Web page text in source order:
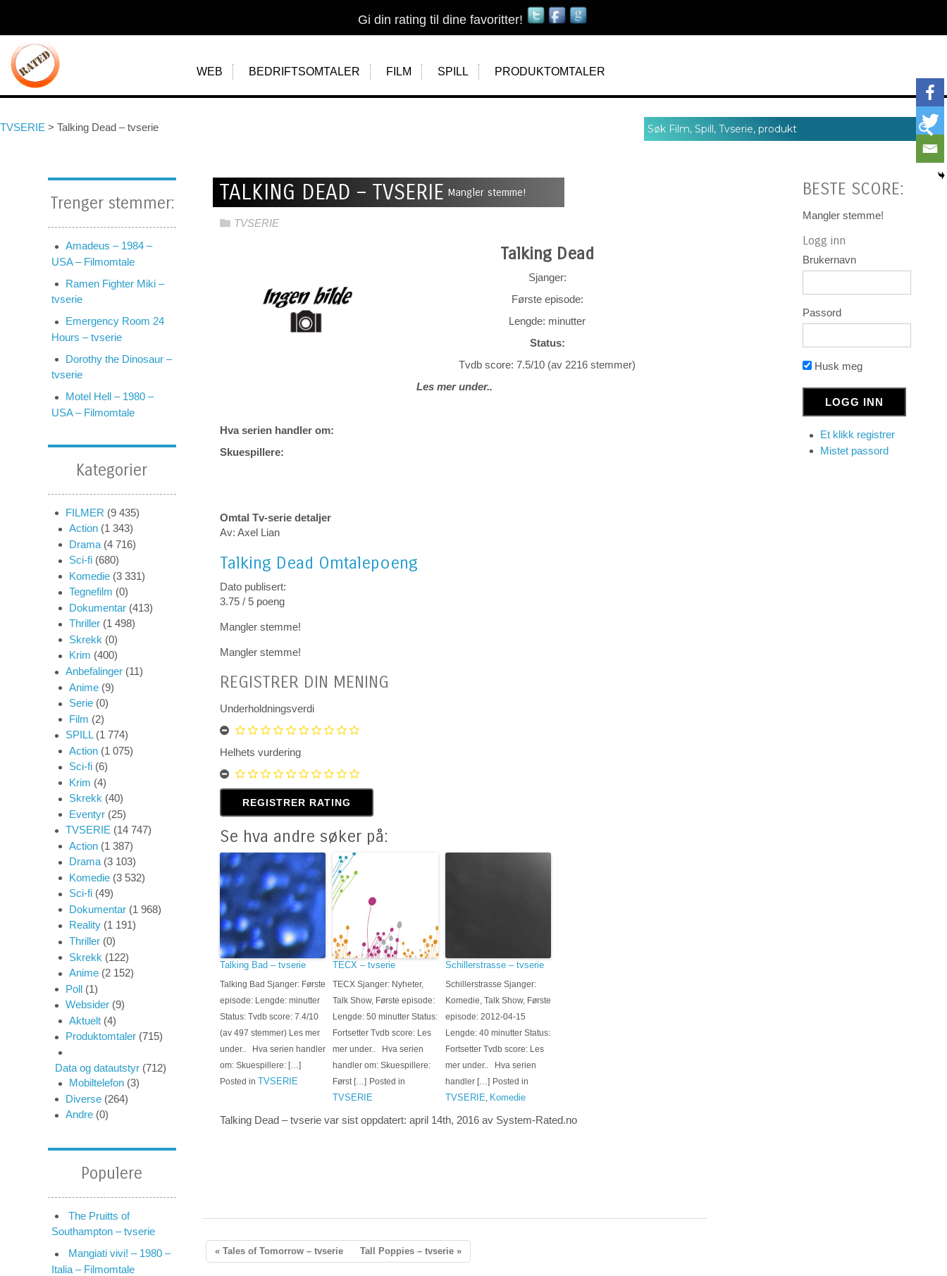
Gi din rating til dine favoritter!
WEB BEDRIFTSOMTALER FILM SPILL PRODUKTOMTALER
TVSERIE > Talking Dead – tvserie
Trenger stemmer:
Amadeus – 1984 –
USA – Filmomtale
Ramen Fighter Miki –
tvserie
Emergency Room 24
Hours – tvserie
Dorothy the Dinosaur –
tvserie
Motel Hell – 1980 –
USA – Filmomtale
Kategorier
FILMER (9 435)
Action (1 343)
Drama (4 716)
Sci-fi (680)
Komedie (3 331)
Tegnefilm (0)
Dokumentar (413)
Thriller (1 498)
Skrekk (0)
Krim (400)
Anbefalinger (11)
Anime (9)
Serie (0)
Film (2)
SPILL(1 774)
Action (1 075)
Sci-fi (6)
Krim (4)
Skrekk (40)
Eventyr (25)
TVSERIE (14 747)
Action (1 387)
Drama (3 103)
Komedie (3 532)
Sci-fi (49)
Dokumentar (1 968)
Reality (1 191)
Thriller (0)
Skrekk (122)
Anime (2 152)
Poll (1)
Websider (9)
Aktuelt (4)
Produktomtaler (715)
Data og datautstyr (712)
Mobiltelefon (3)
Diverse (264)
Andre (0)
Populere
The Pruitts of
Southampton – tvserie
Mangiati vivi! – 1980 –
Italia – Filmomtale
TALKING DEAD – TVSERIE Mangler stemme!
TVSERIE
Talking Dead
Sjanger:
Første episode:
Lengde: minutter
Status:
Tvdb score: 7.5/10 (av 2216 stemmer)
Les mer under..
Hva serien handler om:
Skuespillere:
Omtal Tv-serie detaljer
Av: Axel Lian
Talking Dead Omtalepoeng
Dato publisert:
3.75 / 5 poeng
Mangler stemme!
Mangler stemme!
REGISTRER DIN MENING
Underholdningsverdi
Helhets vurdering
Se hva andre søker på:
Talking Bad – tvserie
Talking Bad Sjanger: Første
episode: Lengde: minutter
Status: Tvdb score: 7.4/10
(av 497 stemmer) Les mer
under.. Hva serien handler
om: Skuespillere: […]
Posted in TVSERIE
TECX – tvserie
TECX Sjanger: Nyheter,
Talk Show, Første episode:
Lengde: 50 minutter Status:
Fortsetter Tvdb score: Les
mer under.. Hva serien
handler om: Skuespillere:
Først […] Posted in
TVSERIE
Schillerstrasse – tvserie
Schillerstrasse Sjanger:
Komedie, Talk Show, Første
episode: 2012-04-15
Lengde: 40 minutter Status:
Fortsetter Tvdb score: Les
mer under.. Hva serien
handler […] Posted in
TVSERIE Komedie
Talking Dead – tvserievar sist oppdatert: april 14th, 2016av System-Rated.no
« Tales of Tomorrow – tvserie Tall Poppies – tvserie »
BESTE SCORE:
Mangler stemme!
Logg inn
Brukernavn
Passord
Husk meg
Et klikk registrer
Mistet passord